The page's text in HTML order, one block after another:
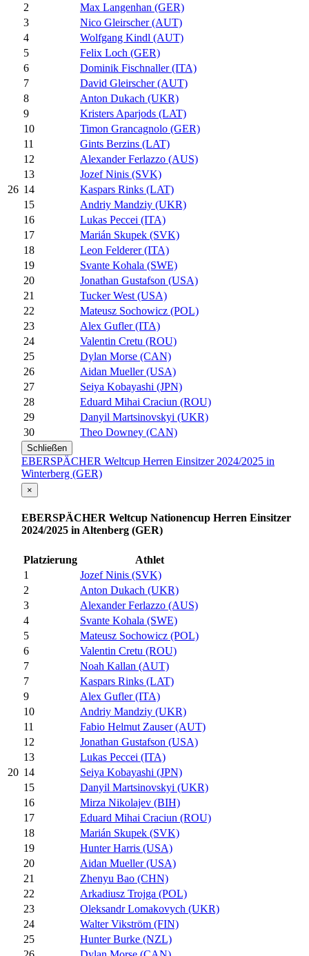
26
2
Max Langenhan (GER)
3
Nico Gleirscher (AUT)
4
Wolfgang Kindl (AUT)
5
Felix Loch (GER)
6
Dominik Fischnaller (ITA)
7
David Gleirscher (AUT)
8
Anton Dukach (UKR)
9
Kristers Aparjods (LAT)
10
Timon Grancagnolo (GER)
11
Gints Berzins (LAT)
12
Alexander Ferlazzo (AUS)
13
Jozef Ninis (SVK)
14
Kaspars Rinks (LAT)
15
Andriy Mandziy (UKR)
16
Lukas Peccei (ITA)
17
Marián Skupek (SVK)
18
Leon Felderer (ITA)
19
Svante Kohala (SWE)
20
Jonathan Gustafson (USA)
21
Tucker West (USA)
22
Mateusz Sochowicz (POL)
23
Alex Gufler (ITA)
24
Valentin Cretu (ROU)
25
Dylan Morse (CAN)
26
Aidan Mueller (USA)
27
Seiya Kobayashi (JPN)
28
Eduard Mihai Craciun (ROU)
29
Danyil Martsinovskyi (UKR)
30
Theo Downey (CAN)
Schließen
EBERSPÄCHER Weltcup Herren Einsitzer 2024/2025 in
Winterberg (GER)
20
×
EBERSPÄCHER Weltcup Nationencup Herren Einsitzer
2024/2025 in Altenberg (GER)
Platzierung
Athlet
1
Jozef Ninis (SVK)
2
Anton Dukach (UKR)
3
Alexander Ferlazzo (AUS)
4
Svante Kohala (SWE)
5
Mateusz Sochowicz (POL)
6
Valentin Cretu (ROU)
7
Noah Kallan (AUT)
7
Kaspars Rinks (LAT)
9
Alex Gufler (ITA)
10
Andriy Mandziy (UKR)
11
Fabio Helmut Zauser (AUT)
12
Jonathan Gustafson (USA)
13
Lukas Peccei (ITA)
14
Seiya Kobayashi (JPN)
15
Danyil Martsinovskyi (UKR)
16
Mirza Nikolajev (BIH)
17
Eduard Mihai Craciun (ROU)
18
Marián Skupek (SVK)
19
Hunter Harris (USA)
20
Aidan Mueller (USA)
21
Zhenyu Bao (CHN)
22
Arkadiusz Trojga (POL)
23
Oleksandr Lomakovych (UKR)
24
Walter Vikström (FIN)
25
Hunter Burke (NZL)